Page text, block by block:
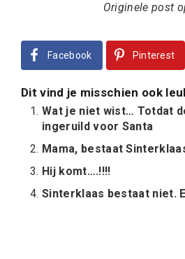
Originele post
Facebook Pinterest
Dit vind je misschien ook
Wat je niet wist… Totdat
ingeruild voor Santa
Mama, bestaat
Hij komt….!!!!
Sinterklaas bestaat niet.